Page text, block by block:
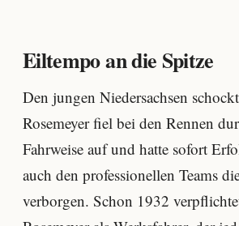
Eiltempo an die Spitze
Den jungen Niedersachsen
Rosemeyer fiel bei den Rennen
Fahrweise auf und hatte sofort
auch den professionellen Teams
verborgen. Schon 1932